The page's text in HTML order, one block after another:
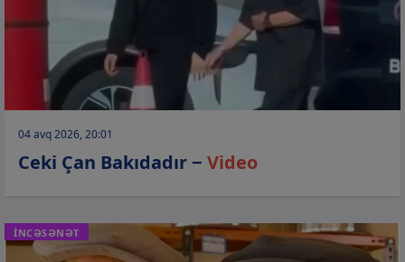
04 avq 2026, 20:01
Ceki Çan Bakıdadır − Video
İNCƏSƏNƏT